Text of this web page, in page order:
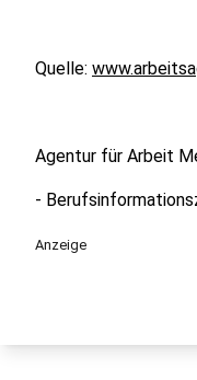
Quelle:
Agentur für Arbeit
-
Anzeige